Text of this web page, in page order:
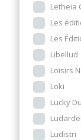
Letheia
Les
Les
Libellud
Loisirs
Loki
Lucky
Ludistri